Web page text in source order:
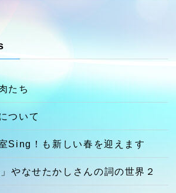
たち
ついて
Sing！も新しい春を迎えます
やなせたかしさんの詞の世界２